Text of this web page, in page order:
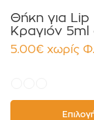
Θήκη για
Κραγιόν 5ml
χρώματα Πακέτο
10τεμ.
5.00€ χωρίς